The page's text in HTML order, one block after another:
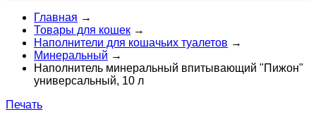
Главная →
Товары для кошек →
Наполнители для кошачьих туалетов →
Минеральный →
Наполнитель минеральный впитывающий "Пижон"
универсальный, 10 л
Печать